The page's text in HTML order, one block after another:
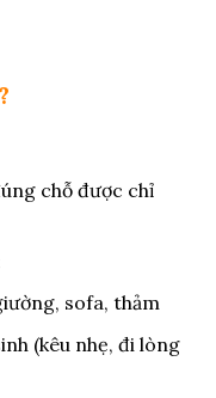
chỗ được chỉ
sofa, thảm
(kêu nhẹ, đi lòng